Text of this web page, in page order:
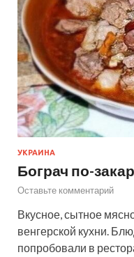
УКРАИНА
Бограч по-
Оставьте комментарий
Вкусное, сытное
венгерской кухни.
попробовали в